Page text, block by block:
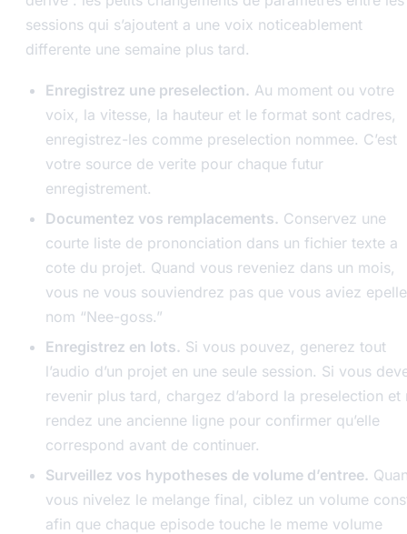
sessions qui s’ajoutent a une voix noticeablement
differente une semaine plus tard.
Enregistrez une preselection. Au moment ou votre
voix, la vitesse, la hauteur et le format sont cadres,
enregistrez-les comme preselection nommee. C’est
votre source de verite pour chaque futur
enregistrement.
Documentez vos remplacements. Conservez une
courte liste de prononciation dans un fichier texte a
cote du projet. Quand vous reveniez dans un mois,
vous ne vous souviendrez pas que vous aviez
nom “Nee-goss.”
Enregistrez en lots. Si vous pouvez, generez tout
l’audio d’un projet en une seule session. Si vous
revenir plus tard, chargez d’abord la preselection et
rendez une ancienne ligne pour confirmer qu’elle
correspond avant de continuer.
Surveillez vos hypotheses de volume d’entree.
vous nivelez le melange final, ciblez un volume
afin que chaque episode touche le meme volume